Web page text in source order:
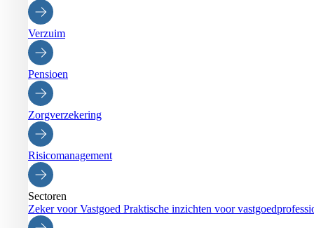
Verzuim
Pensioen
Zorgverzekering
Risicomanagement
Sectoren
Zeker voor Vastgoed Praktische inzichten voor